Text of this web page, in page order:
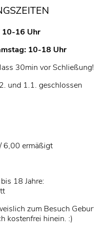
10-16 Uhr
10-18 Uhr
30min vor Schließung!
und 1.1. geschlossen
6,00 ermäßigt
18 Jahre:
zum Besuch
kostenfrei hinein. :)